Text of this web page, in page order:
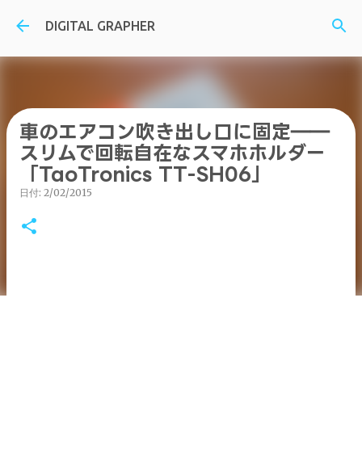
スキップしてメイン コンテンツに移動
DIGITAL GRAPHER
車のエアコン吹き出し口に固定――
スリムで回転自在なスマホホルダー
「TaoTronics TT-SH06」
日付: 2/02/2015